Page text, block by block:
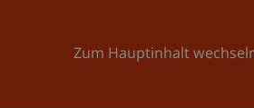
Zum Hauptinhalt
Universität